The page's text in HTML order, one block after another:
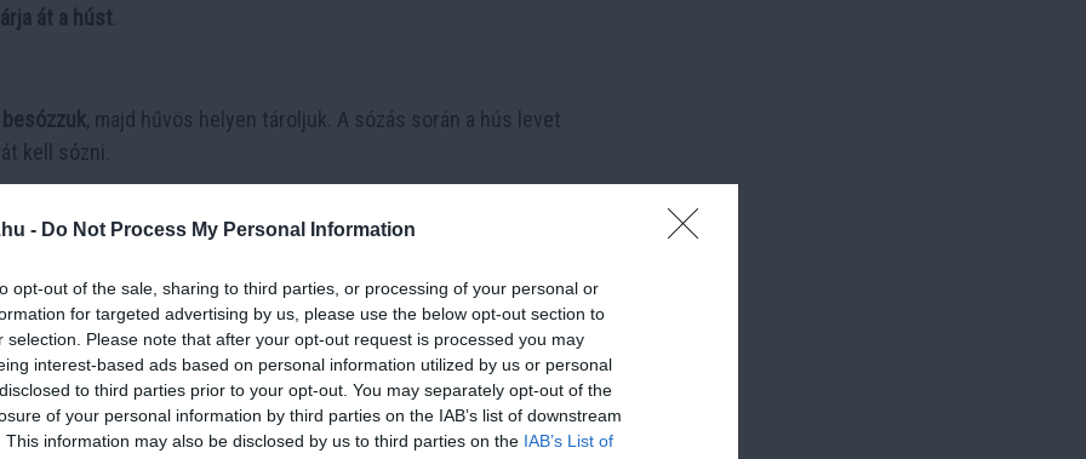
- Do Not Process My Personal Information
opt-out of the sale, sharing to third parties, or processing of your personal or
for targeted advertising by us, please use the below opt-out section to
selection. Please note that after your opt-out request is processed you may
interest-based ads based on personal information utilized by us or personal
to third parties prior to your opt-out. You may separately opt-out of the
of your personal information by third parties on the IAB’s list of downstream
This information may also be disclosed by us to third parties on the IAB’s List of
át a húst
, majd hűvös helyen tároljuk. A sózás során a hús levet
kell sózni.
napig tart
vízből és sóból készül. A húst annyi lével kell felönteni,